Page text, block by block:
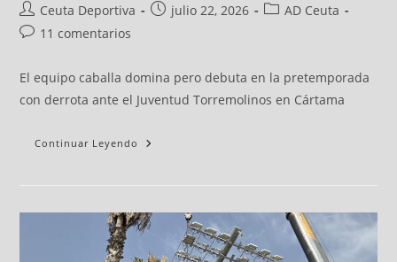
Ceuta Deportiva julio 22, 2026
AD Ceuta
11 comentarios
El equipo caballa domina pero debuta en la pretemporada
con derrota ante el Juventud Torremolinos en Cártama
Continuar Leyendo